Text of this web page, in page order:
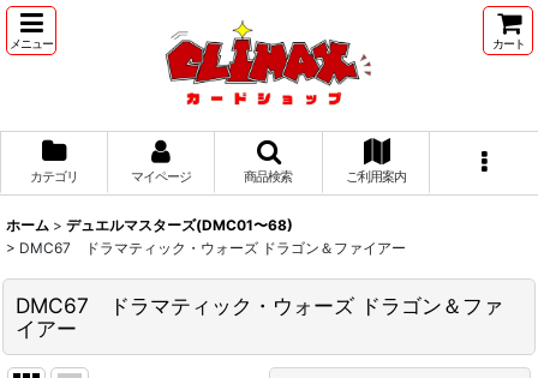
メニュー カート
カテゴリ マイページ 商品検索 ご利用案内
ホーム > デュエルマスターズ(DMC01〜68)
> DMC67 ドラマティック・ウォーズ ドラゴン＆ファイアー
DMC67 ドラマティック・ウォーズ ドラゴン＆ファ
イアー